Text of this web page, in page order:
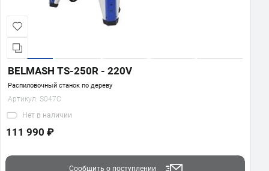
BELMASH TS-250R - 220V
Распиловочный станок по дереву
Артикул: S047C
Нет в наличии
111 990 ₽
Сообщить о поступлении